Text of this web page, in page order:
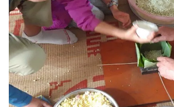
Résumé du circuit: Couleurs des ethnies
Hanoi - Pu Luong- village de Huou - Pho
Eo Ken- [...]
READ MORE